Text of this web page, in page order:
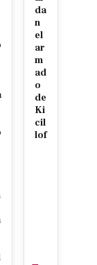
da
n
el
ar
m
ad
o
de
Ki
cil
lof